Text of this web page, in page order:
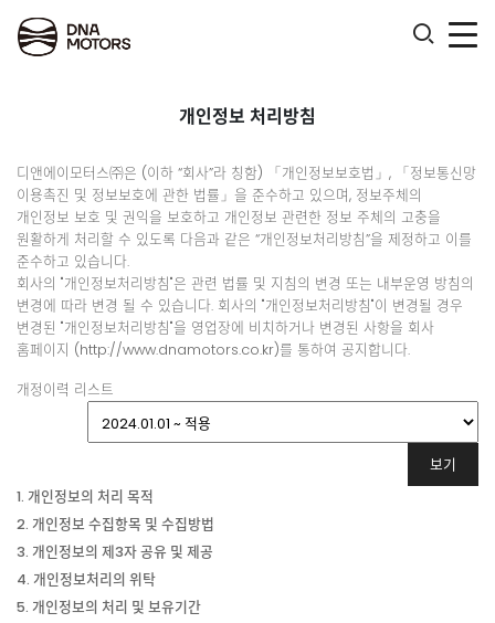
개인정보 처리방침
디앤에이모터스㈜은 (이하 “회사”라 칭함) 「개인정보보호법」, 「정보통신망
이용촉진 및 정보보호에 관한 법률」을 준수하고 있으며, 정보주체의
개인정보 보호 및 권익을 보호하고 개인정보 관련한 정보 주체의 고충을
원활하게 처리할 수 있도록 다음과 같은 “개인정보처리방침”을 제정하고 이를
준수하고 있습니다.
회사의 "개인정보처리방침"은 관련 법률 및 지침의 변경 또는 내부운영 방침의
변경에 따라 변경 될 수 있습니다. 회사의 "개인정보처리방침"이 변경될 경우
변경된 "개인정보처리방침"을 영업장에 비치하거나 변경된 사항을 회사
홈페이지 (http://www.dnamotors.co.kr)를 통하여 공지합니다.
개정이력 리스트
1. 개인정보의 처리 목적
2. 개인정보 수집항목 및 수집방법
3. 개인정보의 제3자 공유 및 제공
4. 개인정보처리의 위탁
5. 개인정보의 처리 및 보유기간